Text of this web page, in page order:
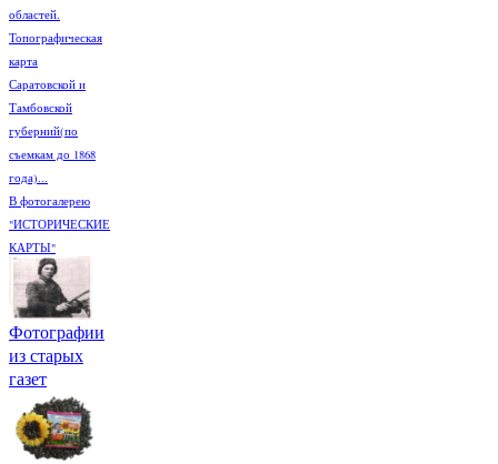
областей.
Топографическая
карта
Саратовской и
Тамбовской
губерний(по
съемкам до 1868
года)...
В фотогалерею
"ИСТОРИЧЕСКИЕ
КАРТЫ"
Фотографии
из старых
газет